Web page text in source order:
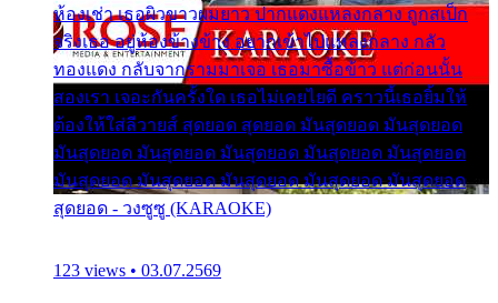
ห้องเช่า เธอผิวขาวผมยาว ปากแดงแหลงกลาง ถูกสเป็ก
จริงเธอ อยู่ห้องข้างข้าง อยากเข้าไปแหลงกลาง กลัว
ทองแดง กลับจากรามมาเจอ เธอมาซื้อข้าว แต่ก่อนนั้น
สองเรา เจอะกันครั้งใด เธอไม่เคยไยดี คราวนี้เธอยิ้มให้
ต้องให้ใส่ลีวายส์ สุดยอด สุดยอด มันสุดยอด มันสุดยอด
มันสุดยอด มันสุดยอด มันสุดยอด มันสุดยอด มันสุดยอด
มันสุดยอด มันสุดยอด มันสุดยอด มันสุดยอด มันสุดยอด
สุดยอด - วงซูซู (KARAOKE)
123 views • 03.07.2569